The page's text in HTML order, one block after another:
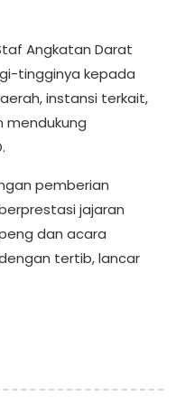
Angkatan Darat
tingginya kepada
instansi terkait,
mendukung
pemberian
jajaran
dan acara
tertib, lancar